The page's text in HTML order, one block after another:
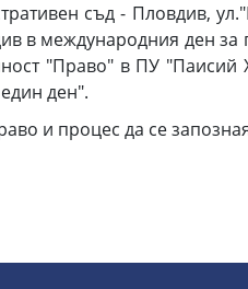
съд - Пловдив,
в международния ден за
"Право" в ПУ
ден".
и процес да се